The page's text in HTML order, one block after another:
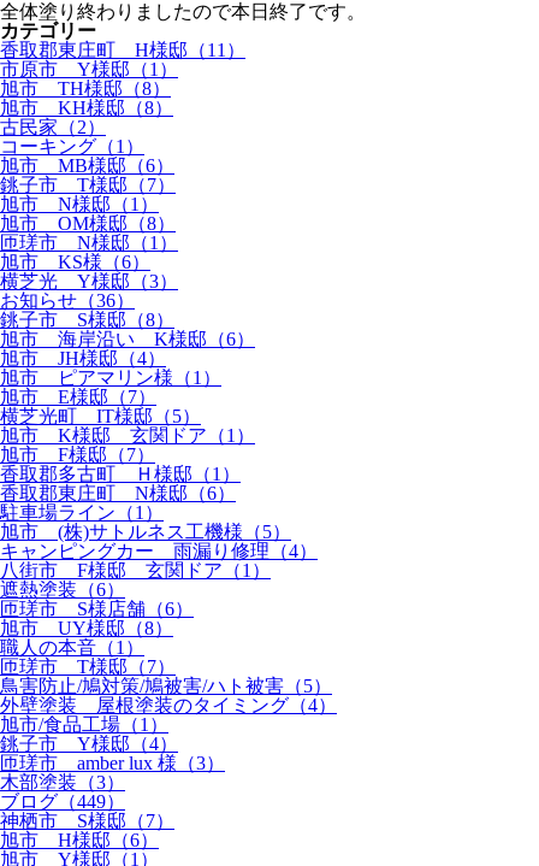
全体塗り終わりましたので本日終了です。
カテゴリー
香取郡東庄町 H様邸（11）
市原市 Y様邸（1）
旭市 TH様邸（8）
旭市 KH様邸（8）
古民家（2）
コーキング（1）
旭市 MB様邸（6）
銚子市 T様邸（7）
旭市 N様邸（1）
旭市 OM様邸（8）
匝瑳市 N様邸（1）
旭市 KS様（6）
横芝光 Y様邸（3）
お知らせ（36）
銚子市 S様邸（8）
旭市 海岸沿い K様邸（6）
旭市 JH様邸（4）
旭市 ピアマリン様（1）
旭市 E様邸（7）
横芝光町 IT様邸（5）
旭市 K様邸 玄関ドア（1）
旭市 F様邸（7）
香取郡多古町 Ｈ様邸（1）
香取郡東庄町 N様邸（6）
駐車場ライン（1）
旭市 (株)サトルネス工機様（5）
キャンピングカー 雨漏り修理（4）
八街市 F様邸 玄関ドア（1）
遮熱塗装（6）
匝瑳市 S様店舗（6）
旭市 UY様邸（8）
職人の本音（1）
匝瑳市 T様邸（7）
鳥害防止/鳩対策/鳩被害/ハト被害（5）
外壁塗装 屋根塗装のタイミング（4）
旭市/食品工場（1）
銚子市 Y様邸（4）
匝瑳市 amber lux 様（3）
木部塗装（3）
ブログ（449）
神栖市 S様邸（7）
旭市 H様邸（6）
旭市 Y様邸（1）